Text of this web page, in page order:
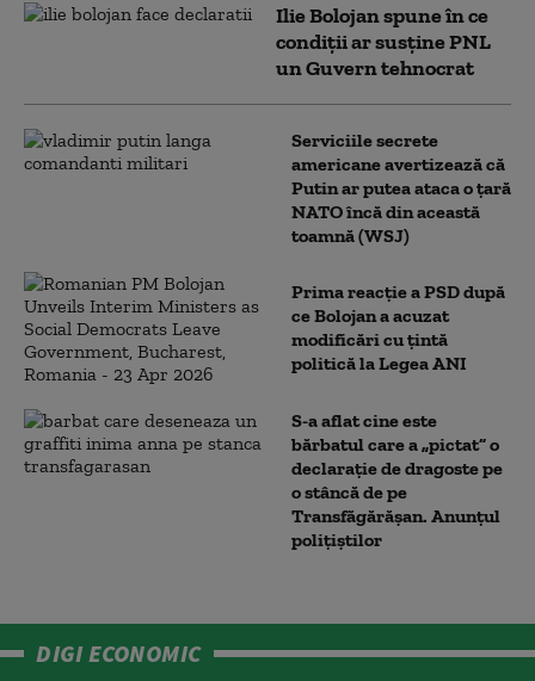
Ilie Bolojan spune în ce
condiții ar susține PNL
un Guvern tehnocrat
Serviciile secrete
americane avertizează că
Putin ar putea ataca o țară
NATO încă din această
toamnă (WSJ)
Prima reacție a PSD după
ce Bolojan a acuzat
modificări cu țintă
politică la Legea ANI
S-a aflat cine este
bărbatul care a „pictat” o
declarație de dragoste pe
o stâncă de pe
Transfăgărășan. Anunțul
polițiștilor
DIGI ECONOMIC